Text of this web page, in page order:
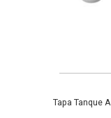
Tapa Tanque